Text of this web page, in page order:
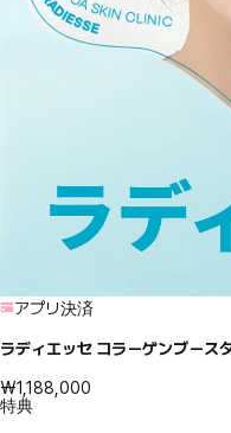
アプリ決済
ラディエッセ コラーゲンブース
₩1,188,000
特典